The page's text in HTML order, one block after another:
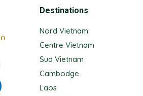
Destinations
Nord Vietnam
Centre Vietnam
Sud Vietnam
Cambodge
Laos